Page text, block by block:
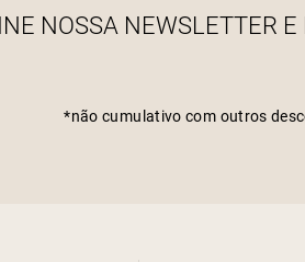
NOSSA NEWSLETTER E
*não cumulativo com outros